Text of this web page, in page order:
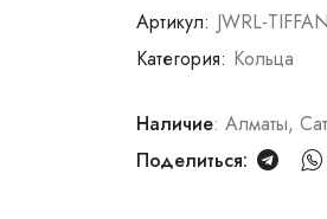
Артикул: JWRL-
Категория: Кольца
Наличие: Алматы,
Поделиться: